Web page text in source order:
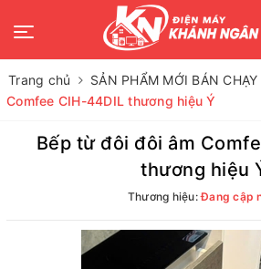
Trang chủ SẢN PHẨM MỚI BÁN CHẠY
Comfee CIH-44DIL thương hiệu Ý
Bếp từ đôi đôi âm
thương hiệu
Thương hiệu:Đang cập